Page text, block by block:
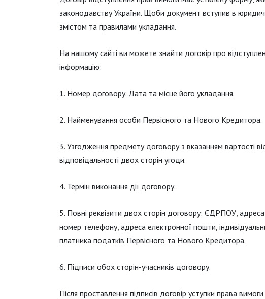
законодавству України. Щоби документ вступив в
змістом та правилами укладання.
На нашому сайті ви можете знайти договір про
інформацію:
Номер договору. Дата та місце його укладання.
Найменування особи Первісного та Нового Кредитора.
Узгодження предмету договору з вказанням вартості
відповідальності двох сторін угоди.
Термін виконання дії договору.
Повні реквізити двох сторін договору: ЄДРПОУ,
номер телефону, адреса електронної пошти,
платника податків Первісного та Нового Кредитора.
Підписи обох сторін-учасників договору.
Після проставлення підписів договір уступки права